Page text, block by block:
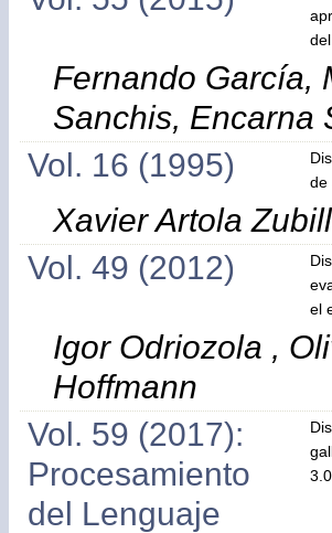
Fernando García,
Sanchis, Encarna
Vol. 16 (1995)
de
Xavier Artola
Vol. 49 (2012)
el
Igor Odriozola ,
Hoffmann
Vol. 59 (2017):
Procesamiento
del Lenguaje
3.0